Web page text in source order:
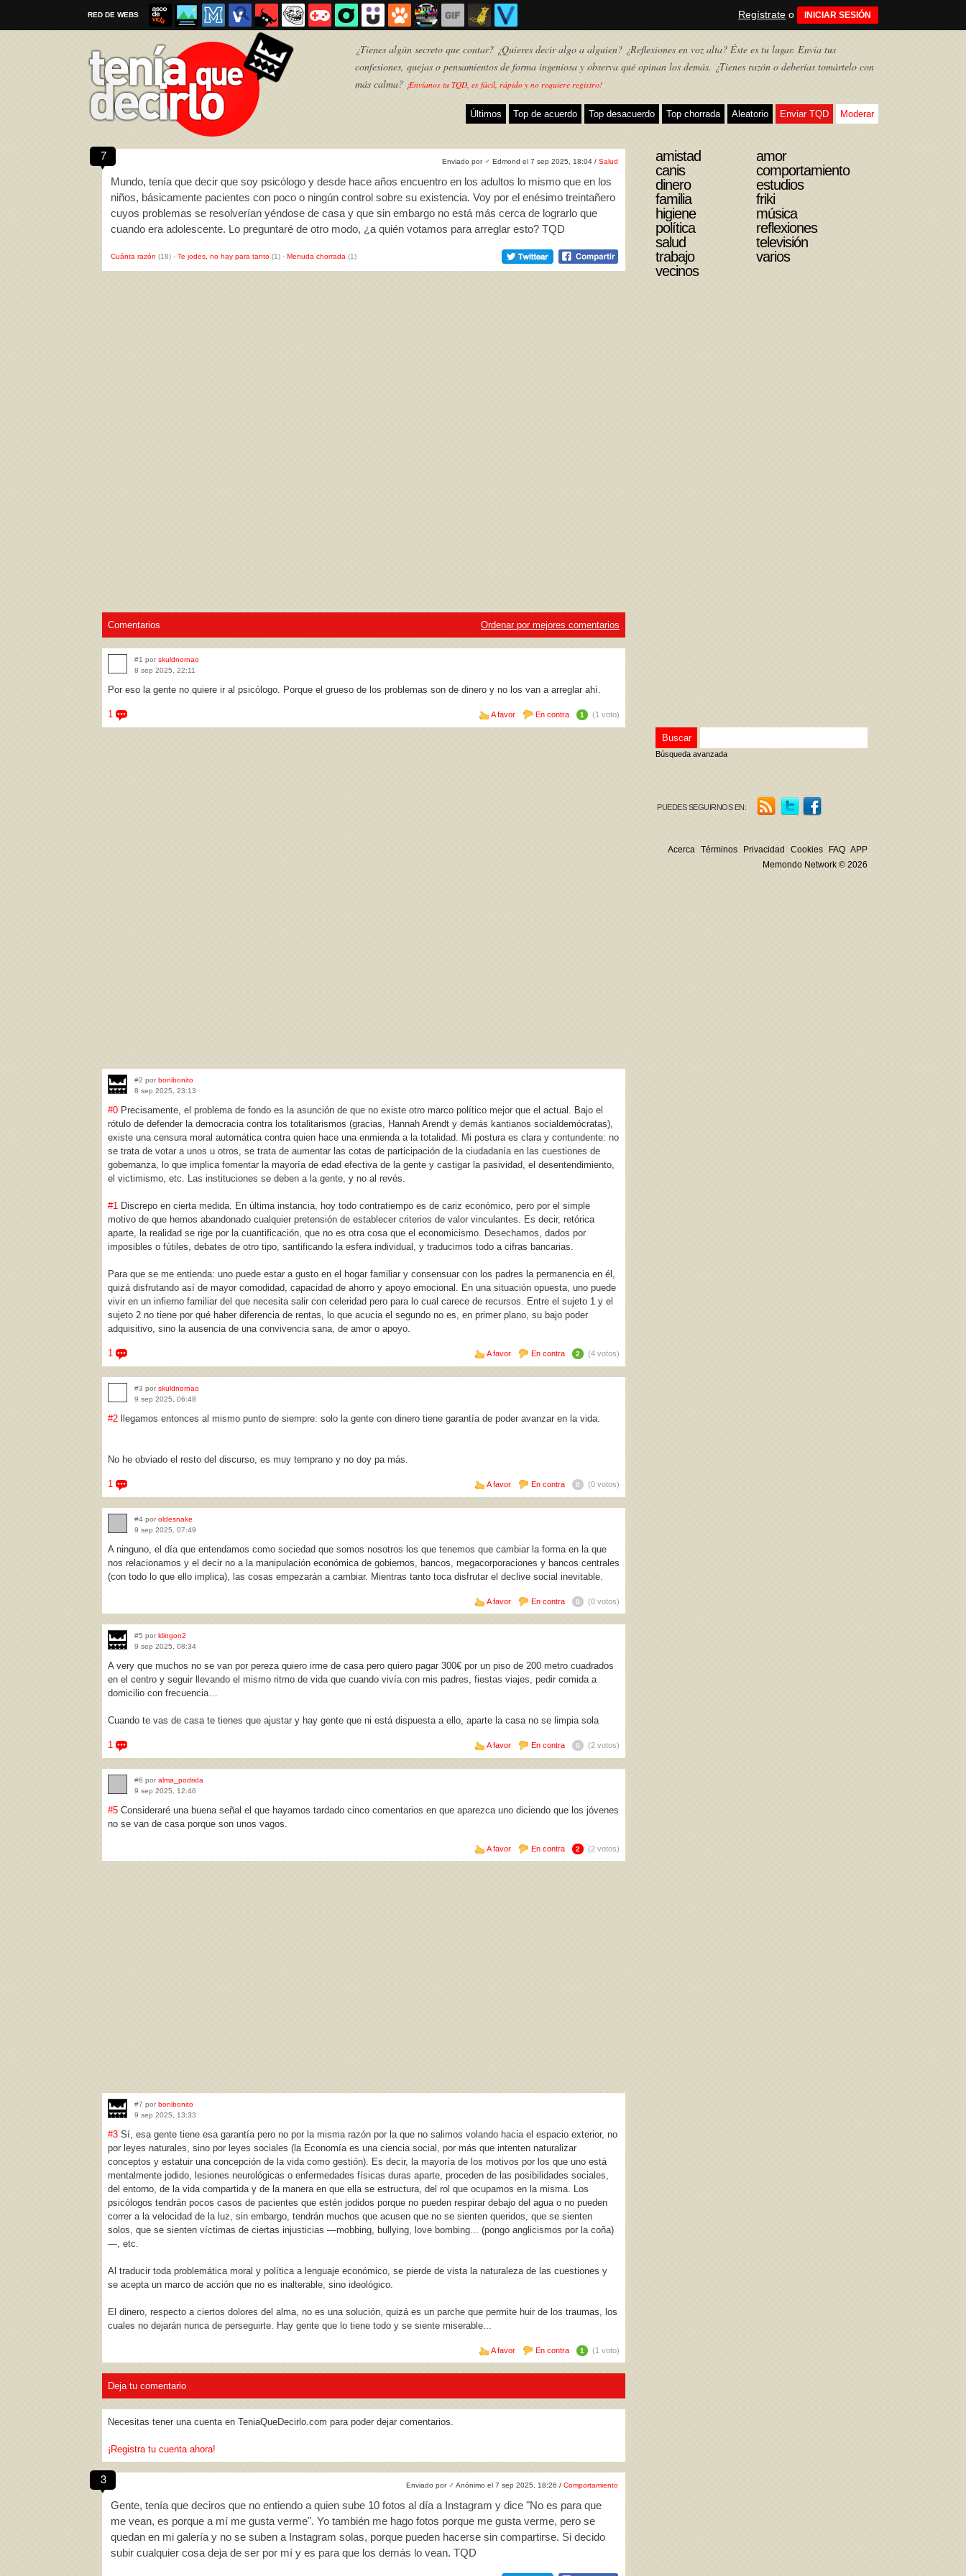
RED DE WEBS Regístrate o INICIAR SESIÓN
¿Tienes algún secreto que contar? ¿Quieres decir algo a alguien? ¿Reflexiones en voz alta? Éste es tu lugar. Envía tus
confesiones, quejas o pensamientos de forma ingeniosa y observa qué opinan los demás. ¿Tienes razón o deberías tomártelo con
más calma? ¡Envíanos tu TQD, es fácil, rápido y no requiere registro!
Últimos Top de acuerdo Top desacuerdo Top chorrada Aleatorio Enviar TQD Moderar
TQD
7 Enviado por ♂ Edmond el 7 sep 2025, 18:04 / Salud
Mundo, tenía que decir que soy psicólogo y desde hace años encuentro en los adultos lo mismo que en los
niños, básicamente pacientes con poco o ningún control sobre su existencia. Voy por el enésimo treintañero
cuyos problemas se resolverían yéndose de casa y que sin embargo no está más cerca de lograrlo que
cuando era adolescente. Lo preguntaré de otro modo, ¿a quién votamos para arreglar esto? TQD
Cuánta razón (18) - Te jodes, no hay para tanto (1) - Menuda chorrada (1)
Comentarios Ordenar por mejores comentarios
#1 por skuldnornao
8 sep 2025, 22:11
Por eso la gente no quiere ir al psicólogo. Porque el grueso de los problemas son de dinero y no los van a arreglar ahí.
1 A favor En contra 1 (1 voto)
#2 por bonibonito
8 sep 2025, 23:13
#0 Precisamente, el problema de fondo es la asunción de que no existe otro marco político mejor que el actual. Bajo el
rótulo de defender la democracia contra los totalitarismos (gracias, Hannah Arendt y demás kantianos socialdemócratas),
existe una censura moral automática contra quien hace una enmienda a la totalidad. Mi postura es clara y contundente: no
se trata de votar a unos u otros, se trata de aumentar las cotas de participación de la ciudadanía en las cuestiones de
gobernanza, lo que implica fomentar la mayoría de edad efectiva de la gente y castigar la pasividad, el desentendimiento,
el victimismo, etc. Las instituciones se deben a la gente, y no al revés.
#1 Discrepo en cierta medida. En última instancia, hoy todo contratiempo es de cariz económico, pero por el simple
motivo de que hemos abandonado cualquier pretensión de establecer criterios de valor vinculantes. Es decir, retórica
aparte, la realidad se rige por la cuantificación, que no es otra cosa que el economicismo. Desechamos, dados por
imposibles o fútiles, debates de otro tipo, santificando la esfera individual, y traducimos todo a cifras bancarias.
Para que se me entienda: uno puede estar a gusto en el hogar familiar y consensuar con los padres la permanencia en él,
quizá disfrutando así de mayor comodidad, capacidad de ahorro y apoyo emocional. En una situación opuesta, uno puede
vivir en un infierno familiar del que necesita salir con celeridad pero para lo cual carece de recursos. Entre el sujeto 1 y el
sujeto 2 no tiene por qué haber diferencia de rentas, lo que acucia el segundo no es, en primer plano, su bajo poder
adquisitivo, sino la ausencia de una convivencia sana, de amor o apoyo.
1 A favor En contra 2 (4 votos)
#3 por skuldnornao
9 sep 2025, 06:48
#2 llegamos entonces al mismo punto de siempre: solo la gente con dinero tiene garantía de poder avanzar en la vida.
No he obviado el resto del discurso, es muy temprano y no doy pa más.
1 A favor En contra 0 (0 votos)
#4 por oldesnake
9 sep 2025, 07:49
A ninguno, el día que entendamos como sociedad que somos nosotros los que tenemos que cambiar la forma en la que
nos relacionamos y el decir no a la manipulación económica de gobiernos, bancos, megacorporaciones y bancos centrales
(con todo lo que ello implica), las cosas empezarán a cambiar. Mientras tanto toca disfrutar el declive social inevitable.
A favor En contra 0 (0 votos)
#5 por klingon2
9 sep 2025, 08:34
A very que muchos no se van por pereza quiero irme de casa pero quiero pagar 300€ por un piso de 200 metro cuadrados
en el centro y seguir llevando el mismo ritmo de vida que cuando vivía con mis padres, fiestas viajes, pedir comida a
domicilio con frecuencia…
Cuando te vas de casa te tienes que ajustar y hay gente que ni está dispuesta a ello, aparte la casa no se limpia sola
1 A favor En contra 0 (2 votos)
#6 por alma_podrida
9 sep 2025, 12:46
#5 Consideraré una buena señal el que hayamos tardado cinco comentarios en que aparezca uno diciendo que los jóvenes
no se van de casa porque son unos vagos.
A favor En contra 2 (2 votos)
#7 por bonibonito
9 sep 2025, 13:33
#3 Sí, esa gente tiene esa garantía pero no por la misma razón por la que no salimos volando hacia el espacio exterior, no
por leyes naturales, sino por leyes sociales (la Economía es una ciencia social, por más que intenten naturalizar
conceptos y estatuir una concepción de la vida como gestión). Es decir, la mayoría de los motivos por los que uno está
mentalmente jodido, lesiones neurológicas o enfermedades físicas duras aparte, proceden de las posibilidades sociales,
del entorno, de la vida compartida y de la manera en que ella se estructura, del rol que ocupamos en la misma. Los
psicólogos tendrán pocos casos de pacientes que estén jodidos porque no pueden respirar debajo del agua o no pueden
correr a la velocidad de la luz, sin embargo, tendrán muchos que acusen que no se sienten queridos, que se sienten
solos, que se sienten víctimas de ciertas injusticias —mobbing, bullying, love bombing... (pongo anglicismos por la coña)
—, etc.
Al traducir toda problemática moral y política a lenguaje económico, se pierde de vista la naturaleza de las cuestiones y
se acepta un marco de acción que no es inalterable, sino ideológico.
El dinero, respecto a ciertos dolores del alma, no es una solución, quizá es un parche que permite huir de los traumas, los
cuales no dejarán nunca de perseguirte. Hay gente que lo tiene todo y se siente miserable...
A favor En contra 1 (1 voto)
Deja tu comentario
Necesitas tener una cuenta en TeniaQueDecirlo.com para poder dejar comentarios.
¡Registra tu cuenta ahora!
3 Enviado por ♂ Anónimo el 7 sep 2025, 18:26 / Comportamiento
Gente, tenía que deciros que no entiendo a quien sube 10 fotos al día a Instagram y dice "No es para que
me vean, es porque a mí me gusta verme". Yo también me hago fotos porque me gusta verme, pero se
quedan en mi galería y no se suben a Instagram solas, porque pueden hacerse sin compartirse. Si decido
subir cualquier cosa deja de ser por mí y es para que los demás lo vean. TQD
amistad
amor
canis
comportamiento
dinero
estudios
familia
friki
higiene
música
política
reflexiones
salud
televisión
trabajo
varios
vecinos
Búsqueda avanzada
PUEDES SEGUIRNOS EN:
Acerca Términos Privacidad Cookies FAQ APP
Memondo Network © 2026